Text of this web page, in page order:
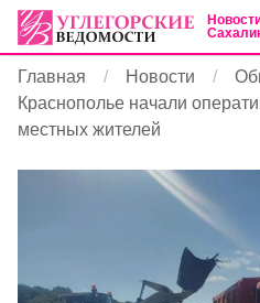
Главная Новости
Краснополье начали
местных жителей